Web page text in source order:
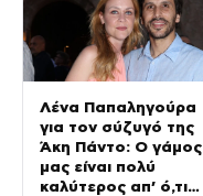
Λένα Παπαληγούρα
για τον σύζυγό της
Άκη Πάντο: Ο γάμος
μας είναι πολύ
καλύτερος απ’ ό,τι